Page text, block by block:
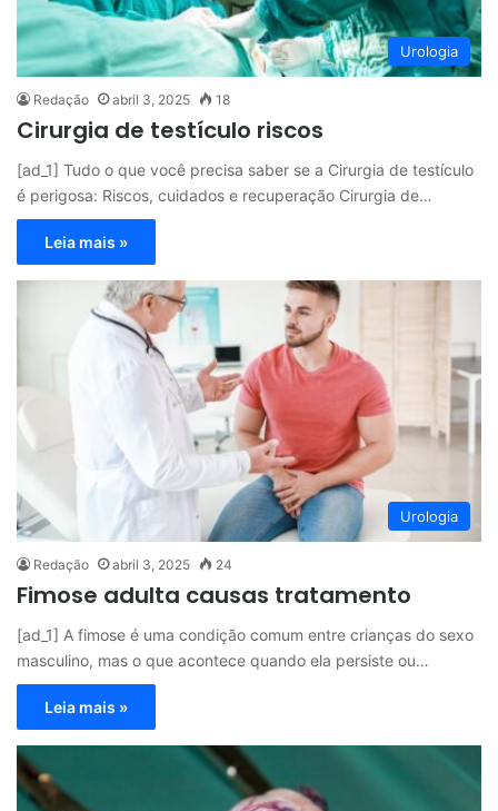
Urologia
Redação abril 3, 2025 18
Cirurgia de testículo riscos
[ad_1] Tudo o que você precisa saber se a Cirurgia de testículo
é perigosa: Riscos, cuidados e recuperação Cirurgia de…
Leia mais »
Urologia
Redação abril 3, 2025 24
Fimose adulta causas tratamento
[ad_1] A fimose é uma condição comum entre crianças do sexo
masculino, mas o que acontece quando ela persiste ou…
Leia mais »